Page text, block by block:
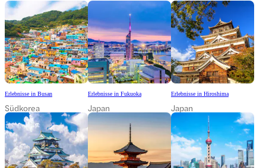
Erlebnisse in Busan
Südkorea
Erlebnisse in Fukuoka
Japan
Erlebnisse in Hiroshima
Japan